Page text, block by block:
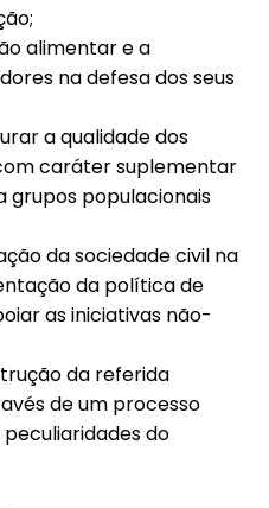
alimentar e a
na defesa dos seus
a qualidade dos
caráter suplementar
grupos populacionais
da sociedade civil na
da política de
as iniciativas não-
da referida
de um processo
do